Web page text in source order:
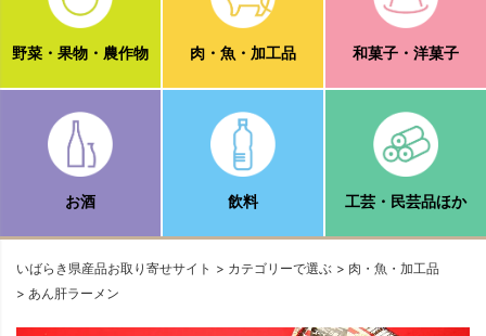
野菜・果物・農作物 肉・魚・加工品 和菓子・洋菓子
お酒 飲料 工芸・民芸品ほか
いばらき県産品お取り寄せサイト カテゴリーで選ぶ
肉・魚・加工品
あん肝ラーメン